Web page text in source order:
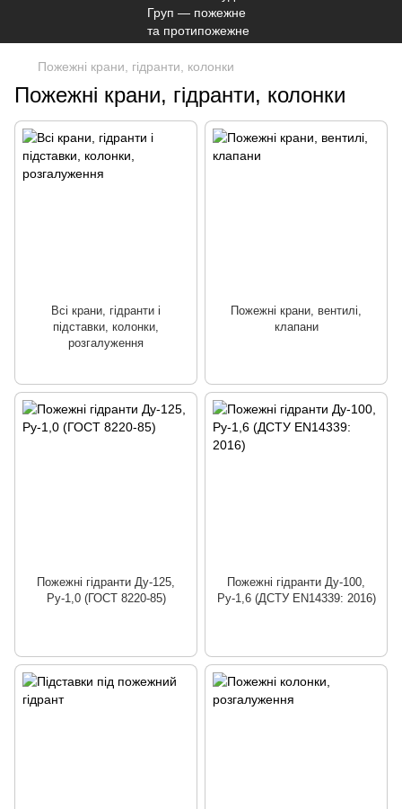
Пожежні крани, гідранти, колонки
Пожежні крани, гідранти, колонки
Всі крани, гідранти і
підставки, колонки,
розгалуження
Пожежні крани, вентилі,
клапани
Пожежні гідранти Ду-125,
Ру-1,0 (ГОСТ 8220-85)
Пожежні гідранти Ду-100,
Ру-1,6 (ДСТУ EN14339: 2016)